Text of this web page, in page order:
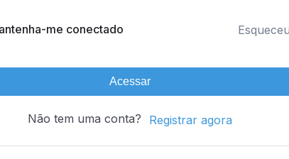
me conectado
Acessar
Não tem uma conta? Registrar agora